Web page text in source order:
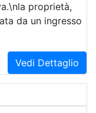
proprietà,
da un ingresso
Vedi Dettaglio